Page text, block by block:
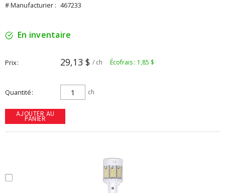
# Manufacturier : 467233
En inventaire
Prix 29,13 $ / ch Écofrais : 1,85 $
Quantité ch
AJOUTER AU
PANIER